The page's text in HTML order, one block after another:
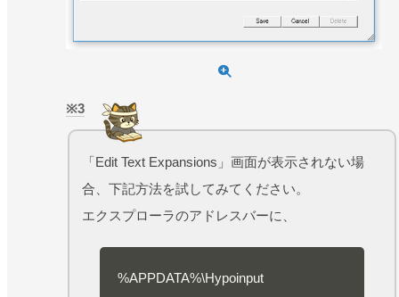
3
「Edit Text Expansions」画面が表示されない場
合、下記方法を試してみてください。
エクスプローラのアドレスバーに、
%APPDATA%\Hypoinput